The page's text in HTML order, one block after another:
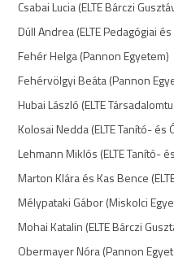
Csabai Lucia (ELTE Bárczi
Dúll Andrea (ELTE Pedagógiai és
Fehér Helga (Pannon Egyetem)
Fehérvölgyi Beáta (Pannon
Hubai László (ELTE
Kolosai Nedda (ELTE Tanító- és
Lehmann Miklós (ELTE Tanító-
Marton Klára és Kas Bence
Mélypataki Gábor (Miskolci
Mohai Katalin (ELTE Bárczi
Obermayer Nóra (Pannon